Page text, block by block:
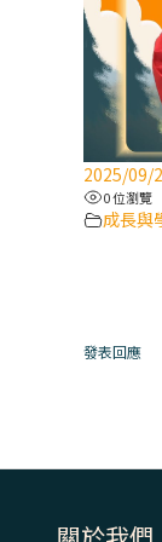
2025/09/
0 位瀏覽
成長與
發表回應